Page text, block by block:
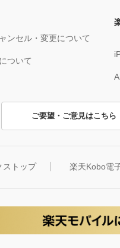
ンセル・変更について
ついて
ご要望・ご意見はこちら
ストップ 楽天Kobo電